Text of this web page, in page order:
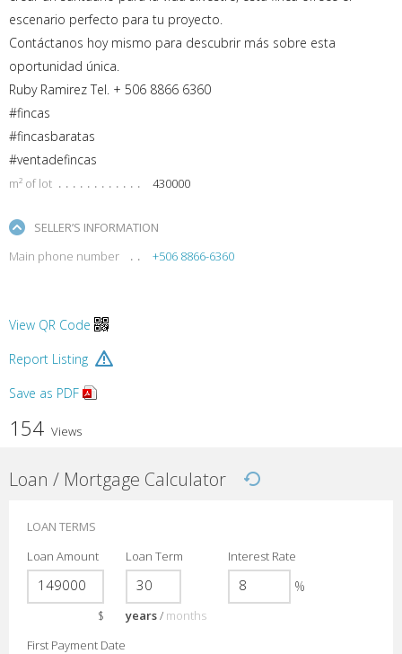
escenario perfecto para tu proyecto.
Contáctanos hoy mismo para descubrir más sobre esta
oportunidad única.
Ruby Ramirez Tel. + 506 8866 6360
#fincas
#fincasbaratas
#ventadefincas
m² of lot 430000
SELLER’S INFORMATION
Main phone number
+506 8866-6360
View QR Code
Report Listing
Save as PDF
154 Views
Loan / Mortgage Calculator
LOAN TERMS
Loan Amount
$
Loan Term
years/ months
Interest Rate
%
First Payment Date